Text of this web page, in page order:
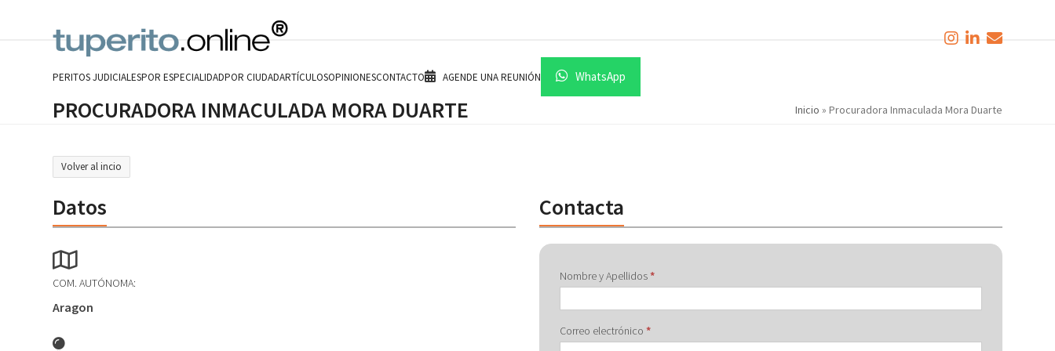
PERITOS JUDICIALESPOR ESPECIALIDADPOR CIUDADARTÍCULOSOPINIONESCONTACTO AGENDE UNA REUNIÓN WhatsApp
PROCURADORA INMACULADA MORA DUARTE Inicio » Procuradora Inmaculada Mora Duarte
Volver al incio
Datos
COM. AUTÓNOMA:
Aragon
Contacta
Contactar
con
Nombre y Apellidos*
Correo electrónico *